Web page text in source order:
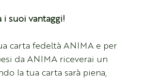
i suoi vantaggi!
carta fedeltà ANIMA e per
da ANIMA riceverai un
la tua carta sarà piena,